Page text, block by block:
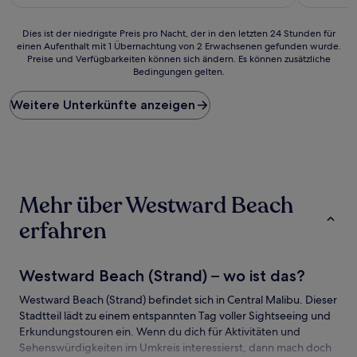
Dies
ist
Preis
pro
Nacht,
für
Aufenthalt
von
gefunden
wurde.
Preise
und
Dies ist der niedrigste Preis pro Nacht, der in den letzten 24 Stunden für
einen Aufenthalt mit 1 Übernachtung von 2 Erwachsenen gefunden wurde.
Preise und Verfügbarkeiten können sich ändern. Es können zusätzliche
Bedingungen gelten.
Weitere Unterkünfte anzeigen
Mehr über Westward Beach
erfahren
Westward Beach (Strand) – wo ist das?
Westward Beach (Strand) befindet sich in Central Malibu. Dieser
Stadtteil lädt zu einem entspannten Tag voller Sightseeing und
Erkundungstouren ein. Wenn du dich für Aktivitäten und
Sehenswürdigkeiten im Umkreis interessierst, dann mach doch